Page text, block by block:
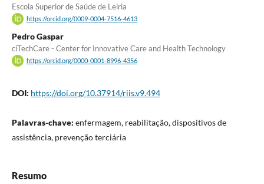
Escola Superior de Saúde de Leiria
https://orcid.org/0009-0004-7516-4613
Pedro Gaspar
ciTechCare - Center for Innovative Care and Health Technology
https://orcid.org/0000-0001-8996-4356
DOI: https://doi.org/10.37914/riis.v9.494
Palavras-chave: enfermagem, reabilitação, dispositivos de
assistência, prevenção terciária
Resumo